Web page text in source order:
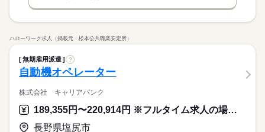
ハローワーク求人（掲載元：松本公共職業安定所）
無期雇用派遣 ?
自動機オペレーター
株式会社 キャリアバンク
189,355円〜220,914円 ※フルタイム求人の場合は月額（換算額）、パート求人の場合は時間額を表示しています。
長野県塩尻市